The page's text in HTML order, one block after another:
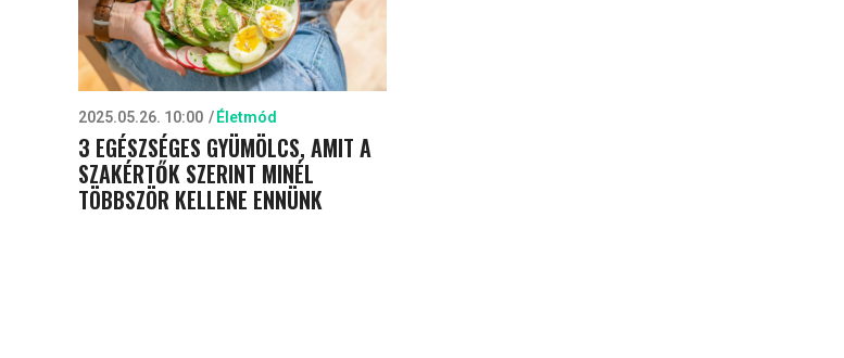
2025.05.26. 10:00 Életmód
3 EGÉSZSÉGES GYÜMÖLCS, AMIT A
SZAKÉRTŐK SZERINT MINÉL
TÖBBSZÖR KELLENE ENNÜNK